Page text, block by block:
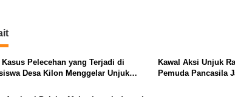
Pelecehan yang Terjadi di
Desa Kilon Menggelar Unjuk
Kawal Aksi Unjuk
Pemuda Pancasila